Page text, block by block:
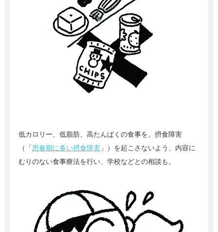
低カロリー、低脂肪、高たんぱくの食事を。摂食障害
（「思春期に多い摂食障害 」）を起こさないよう、内容に
むりのない食事療法を行い、学校などとの相談も。